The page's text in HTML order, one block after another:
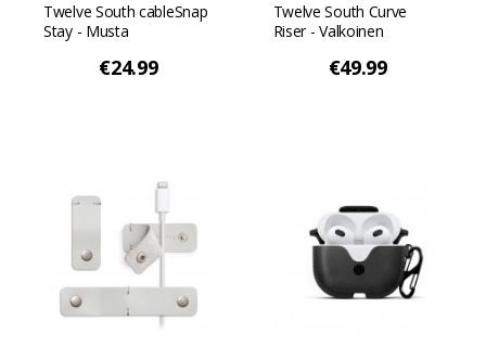
Twelve South cableSnap
Stay - Musta
€24.99
Twelve South Curve
Riser - Valkoinen
€49.99